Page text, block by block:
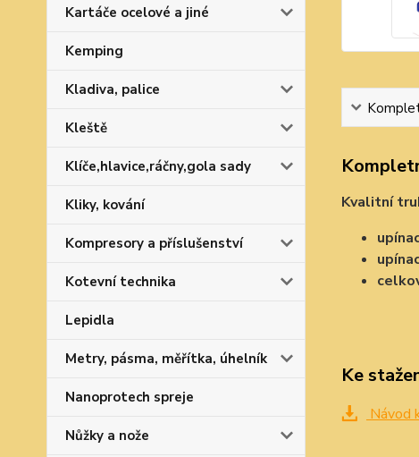
Kartáče ocelové a jiné
Kemping
Kladiva, palice
Kleště
Klíče,hlavice,ráčny,gola sady
Kliky, kování
Kompresory a příslušenství
Kotevní technika
Lepidla
Metry, pásma, měřítka, úhelník
Nanoprotech spreje
Nůžky a nože
Kvalitní
Ke
Návod